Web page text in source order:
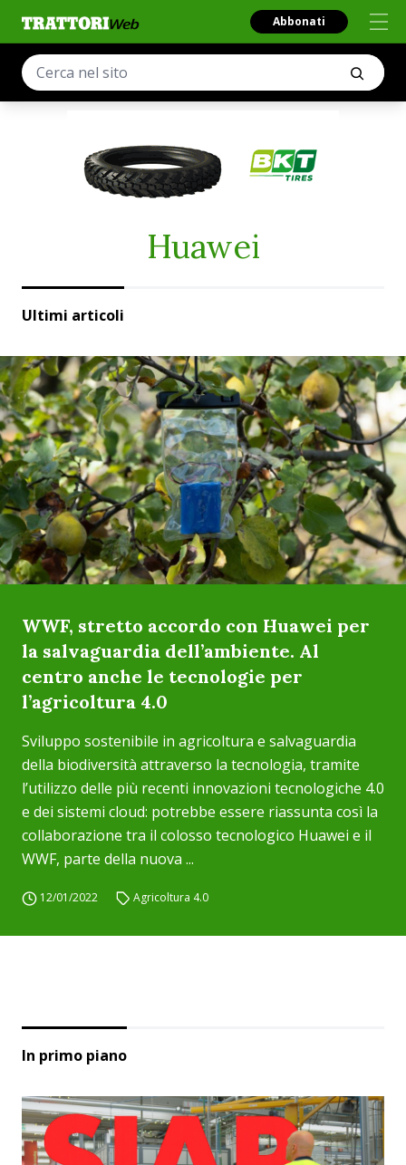
Abbonati
Huawei
Ultimi articoli
WWF, stretto accordo con Huawei per
la salvaguardia dell’ambiente. Al
centro anche le tecnologie per
l’agricoltura 4.0
Sviluppo sostenibile in agricoltura e salvaguardia
della biodiversità attraverso la tecnologia, tramite
l’utilizzo delle più recenti innovazioni tecnologiche 4.0
e dei sistemi cloud: potrebbe essere riassunta così la
collaborazione tra il colosso tecnologico Huawei e il
WWF, parte della nuova ...
12/01/2022 Agricoltura 4.0
In primo piano